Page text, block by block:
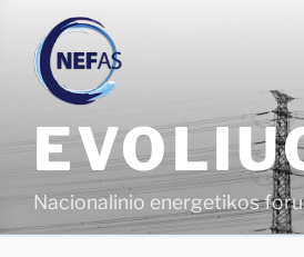
turinio
Nacionalinio energetikos